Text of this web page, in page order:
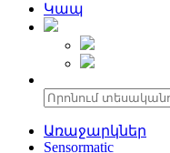
Կապ
Առաջարկներ
Sensormatic